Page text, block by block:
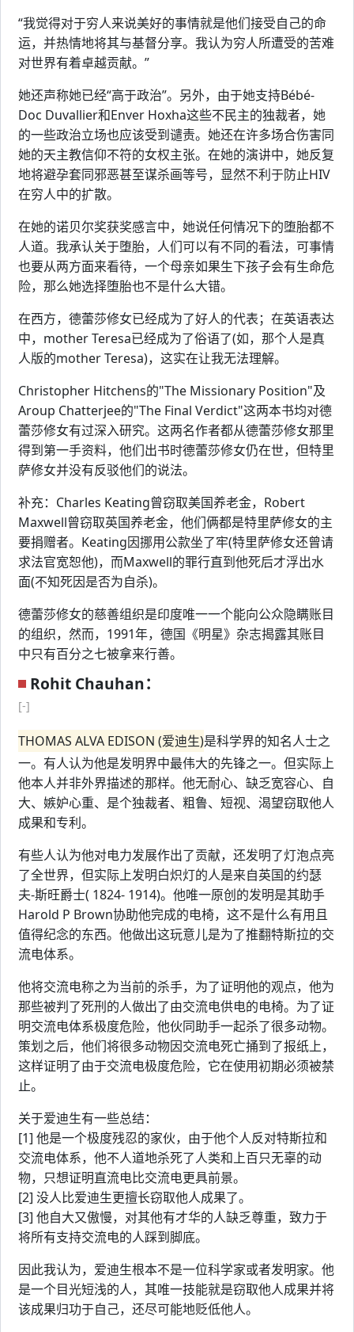
“我觉得对于穷人来说美好的事情就是他们接受自己的命
运，并热情地将其与基督分享。我认为穷人所遭受的苦难
对世界有着卓越贡献。”
她还声称她已经“高于政治”。另外，由于她支持Bébé-
Doc Duvallier和Enver Hoxha这些不民主的独裁者，她
的一些政治立场也应该受到谴责。她还在许多场合伤害同
她的天主教信仰不符的女权主张。在她的演讲中，她反复
地将避孕套同邪恶甚至谋杀画等号，显然不利于防止HIV
在穷人中的扩散。
在她的诺贝尔奖获奖感言中，她说任何情况下的堕胎都不
人道。我承认关于堕胎，人们可以有不同的看法，可事情
也要从两方面来看待，一个母亲如果生下孩子会有生命危
险，那么她选择堕胎也不是什么大错。
在西方，德蕾莎修女已经成为了好人的代表；在英语表达
中，mother Teresa已经成为了俗语了(如，那个人是真
人版的mother Teresa)，这实在让我无法理解。
Christopher Hitchens的"The Missionary Position"及
Aroup Chatterjee的"The Final Verdict"这两本书均对德
蕾莎修女有过深入研究。这两名作者都从德蕾莎修女那里
得到第一手资料，他们出书时德蕾莎修女仍在世，但特里
萨修女并没有反驳他们的说法。
补充：Charles Keating曾窃取美国养老金，Robert
Maxwell曾窃取英国养老金，他们俩都是特里萨修女的主
要捐赠者。Keating因挪用公款坐了牢(特里萨修女还曾请
求法官宽恕他)，而Maxwell的罪行直到他死后才浮出水
面(不知死因是否为自杀)。
德蕾莎修女的慈善组织是印度唯一一个能向公众隐瞒账目
的组织，然而，1991年，德国《明星》杂志揭露其账目
中只有百分之七被拿来行善。
Rohit Chauhan：
[-]
THOMAS ALVA EDISON (爱迪生)是科学界的知名人士之
一。有人认为他是发明界中最伟大的先锋之一。但实际上
他本人并非外界描述的那样。他无耐心、缺乏宽容心、自
大、嫉妒心重、是个独裁者、粗鲁、短视、渴望窃取他人
成果和专利。
有些人认为他对电力发展作出了贡献，还发明了灯泡点亮
了全世界，但实际上发明白炽灯的人是来自英国的约瑟
夫-斯旺爵士( 1824- 1914)。他唯一原创的发明是其助手
Harold P Brown协助他完成的电椅，这不是什么有用且
值得纪念的东西。他做出这玩意儿是为了推翻特斯拉的交
流电体系。
他将交流电称之为当前的杀手，为了证明他的观点，他为
那些被判了死刑的人做出了由交流电供电的电椅。为了证
明交流电体系极度危险，他伙同助手一起杀了很多动物。
策划之后，他们将很多动物因交流电死亡捅到了报纸上，
这样证明了由于交流电极度危险，它在使用初期必须被禁
止。
关于爱迪生有一些总结：
[1] 他是一个极度残忍的家伙，由于他个人反对特斯拉和
交流电体系，他不人道地杀死了人类和上百只无辜的动
物，只想证明直流电比交流电更具前景。
[2] 没人比爱迪生更擅长窃取他人成果了。
[3] 他自大又傲慢，对其他有才华的人缺乏尊重，致力于
将所有支持交流电的人踩到脚底。
因此我认为，爱迪生根本不是一位科学家或者发明家。他
是一个目光短浅的人，其唯一技能就是窃取他人成果并将
该成果归功于自己，还尽可能地贬低他人。